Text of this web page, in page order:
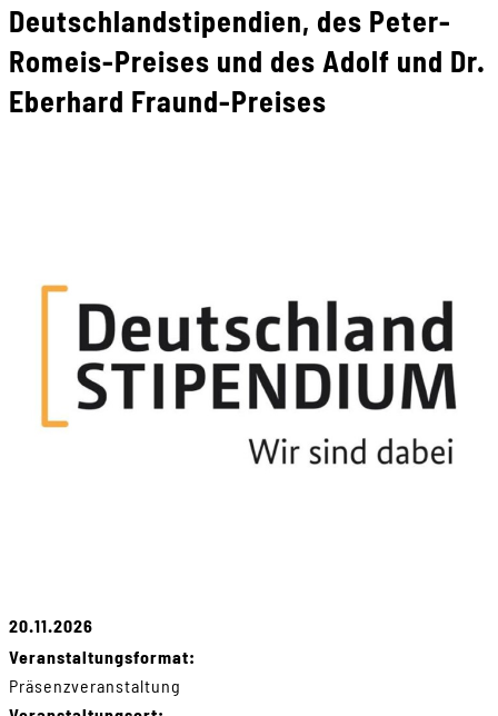
Deutschlandstipendien, des Peter-
Romeis-Preises und des Adolf und Dr.
Eberhard Fraund-Preises
20.11.2026
Veranstaltungsformat:
Präsenzveranstaltung